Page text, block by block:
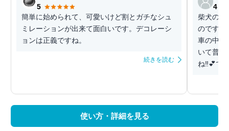
5
簡単に始められて、可愛いけど割とガチなシュ
ミレーションが出来て面白いです。デコレーシ
ョンは正義ですね。
続きを読む
4
柴犬の表
のですが
車の中で
いて普通
ね‼️💕で
使い方・詳細を見る